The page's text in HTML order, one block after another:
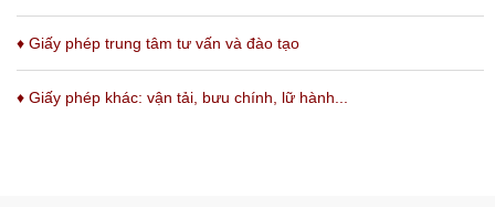
♦ Giấy phép trung tâm tư vấn và đào tạo
♦ Giấy phép khác: vận tải, bưu chính, lữ hành...